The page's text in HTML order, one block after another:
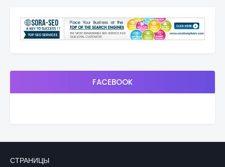
FACEBOOK
СТРАНИЦЫ